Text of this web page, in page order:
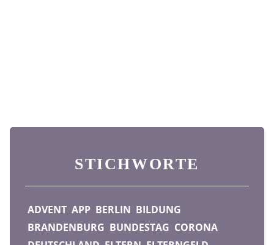
STICHWORTE
ADVENT APP BERLIN BILDUNG
BRANDENBURG BUNDESTAG CORONA